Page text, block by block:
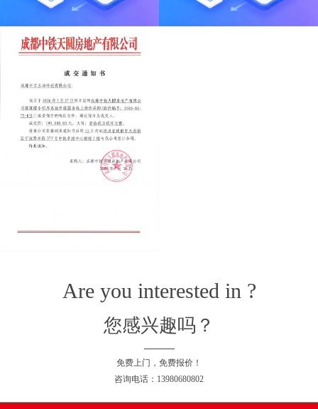
Are you interested in ?
您感兴趣吗？
免费上门，免费报价！
咨询电话：13980680802